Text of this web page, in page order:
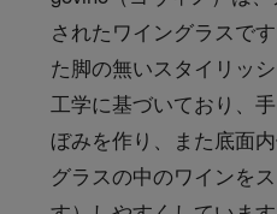
されたワイングラスで
た脚の無いスタイリッ
工学に基づいており、
ぼみを作り、また底面
グラスの中のワインを